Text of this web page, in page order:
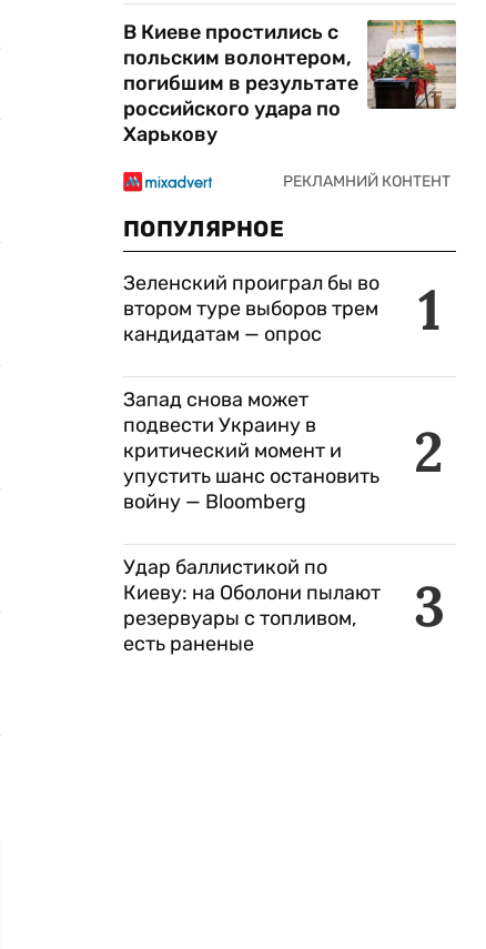
В Киеве простились с
польским волонтером,
погибшим в результате
российского удара по
Харькову
ПОПУЛЯРНОЕ
1
Зеленский проиграл бы во
втором туре выборов трем
кандидатам — опрос
2
Запад снова может
подвести Украину в
критический момент и
упустить шанс остановить
войну — Bloomberg
3
Удар баллистикой по
Киеву: на Оболони пылают
резервуары с топливом,
есть раненые